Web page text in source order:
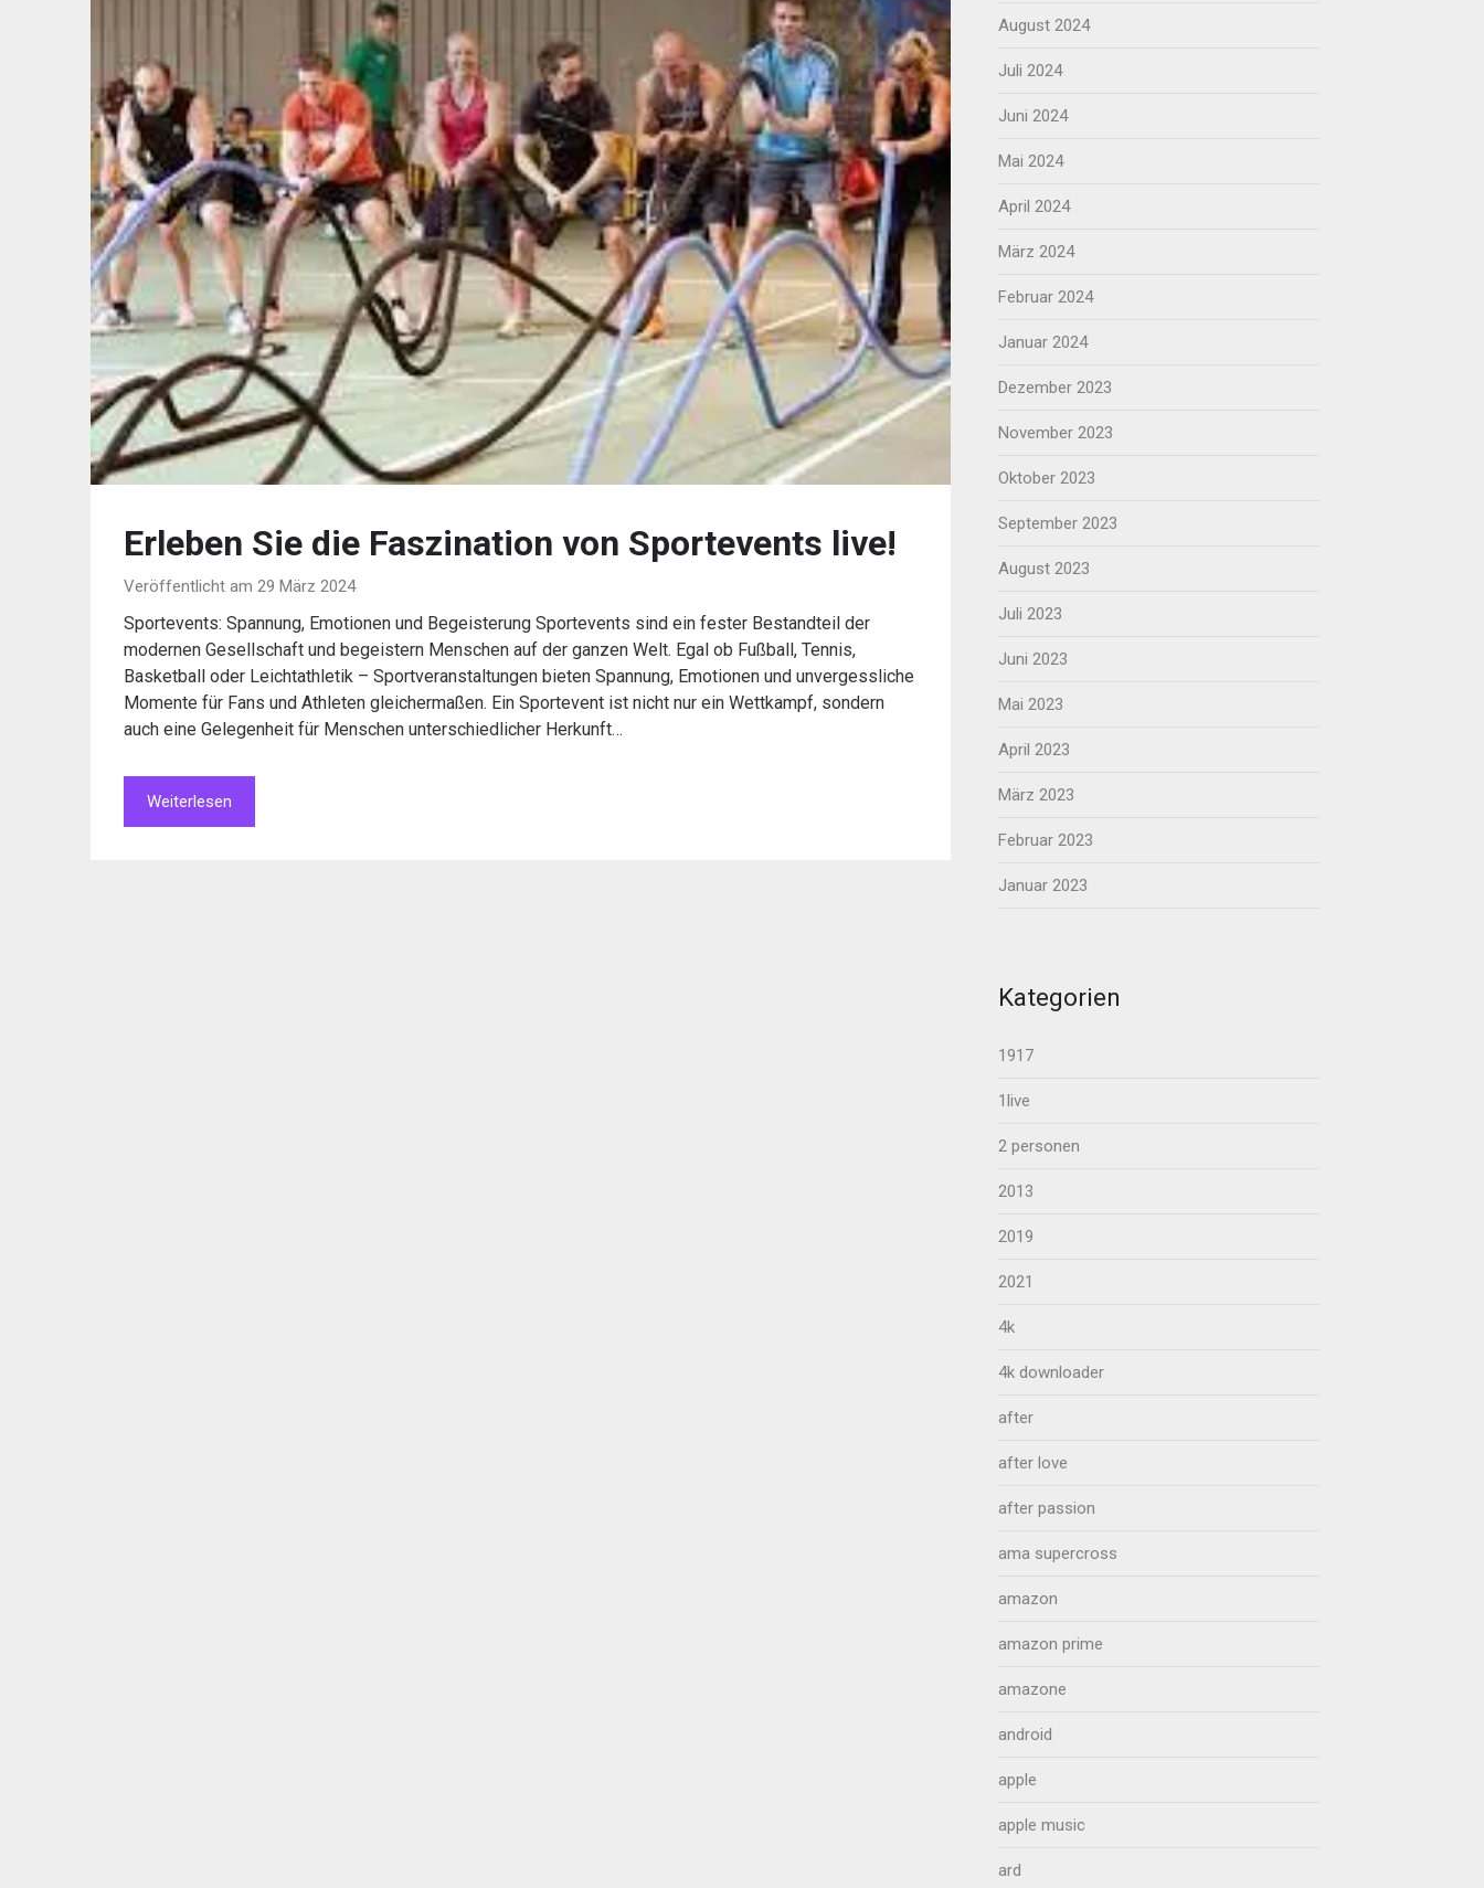
Erleben Sie die Faszination von Sportevents live!
Veröffentlicht am 29 März 2024
Sportevents: Spannung, Emotionen und Begeisterung Sportevents sind ein fester Bestandteil der
modernen Gesellschaft und begeistern Menschen auf der ganzen Welt. Egal ob Fußball, Tennis,
Basketball oder Leichtathletik – Sportveranstaltungen bieten Spannung, Emotionen und unvergessliche
Momente für Fans und Athleten gleichermaßen. Ein Sportevent ist nicht nur ein Wettkampf, sondern
auch eine Gelegenheit für Menschen unterschiedlicher Herkunft…
Weiterlesen
August 2024
Juli 2024
Juni 2024
Mai 2024
April 2024
März 2024
Februar 2024
Januar 2024
Dezember 2023
November 2023
Oktober 2023
September 2023
August 2023
Juli 2023
Juni 2023
Mai 2023
April 2023
März 2023
Februar 2023
Januar 2023
Kategorien
1917
1live
2 personen
2013
2019
2021
4k
4k downloader
after
after love
after passion
ama supercross
amazon
amazon prime
amazone
android
apple
apple music
ard